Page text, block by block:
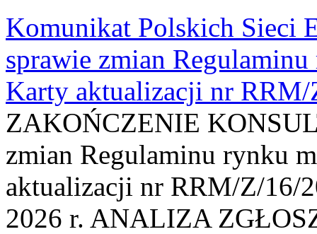
Komunikat Polskich Sieci
sprawie zmian
Karty aktualizacji nr
ZAKOŃCZENIE
zmian Regulaminu rynku
aktualizacji nr RRM/Z/16/
2026 r. ANALIZA